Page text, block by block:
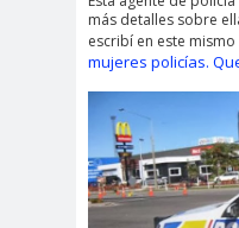
más detalles sobre
escribí en este
mujeres policías.